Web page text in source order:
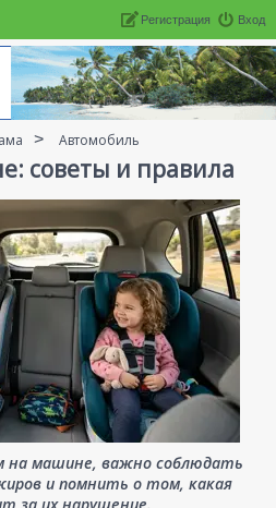
Вход
Регистрация
Автомобиль
советы и правила
на машине, важно соблюдать
и помнить о том, какая